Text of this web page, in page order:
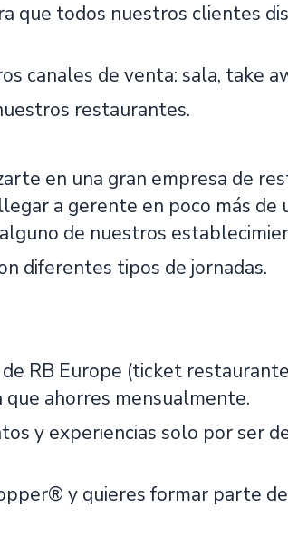
que todos nuestros clientes
canales de venta: sala, take
restaurantes.
en una gran empresa de
a gerente en poco más
de nuestros
diferentes tipos de jornadas.
RB Europe (ticket
ahorres mensualmente.
y experiencias solo por ser
y quieres formar parte